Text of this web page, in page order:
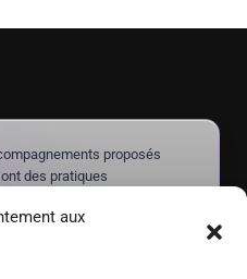
aux
proposés
des pratiques
posent aucun diagnostic et
un traitement prescrit par un